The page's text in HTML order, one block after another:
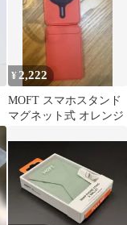
¥ 2,222
MOFT スマホスタンド
マグネット式 オレンジ